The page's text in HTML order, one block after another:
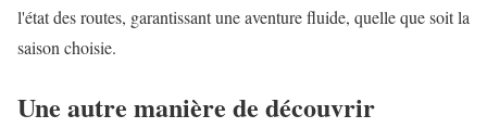
l'état des routes, garantissant une aventure fluide, quelle que soit la
saison choisie.
Une autre manière de découvrir